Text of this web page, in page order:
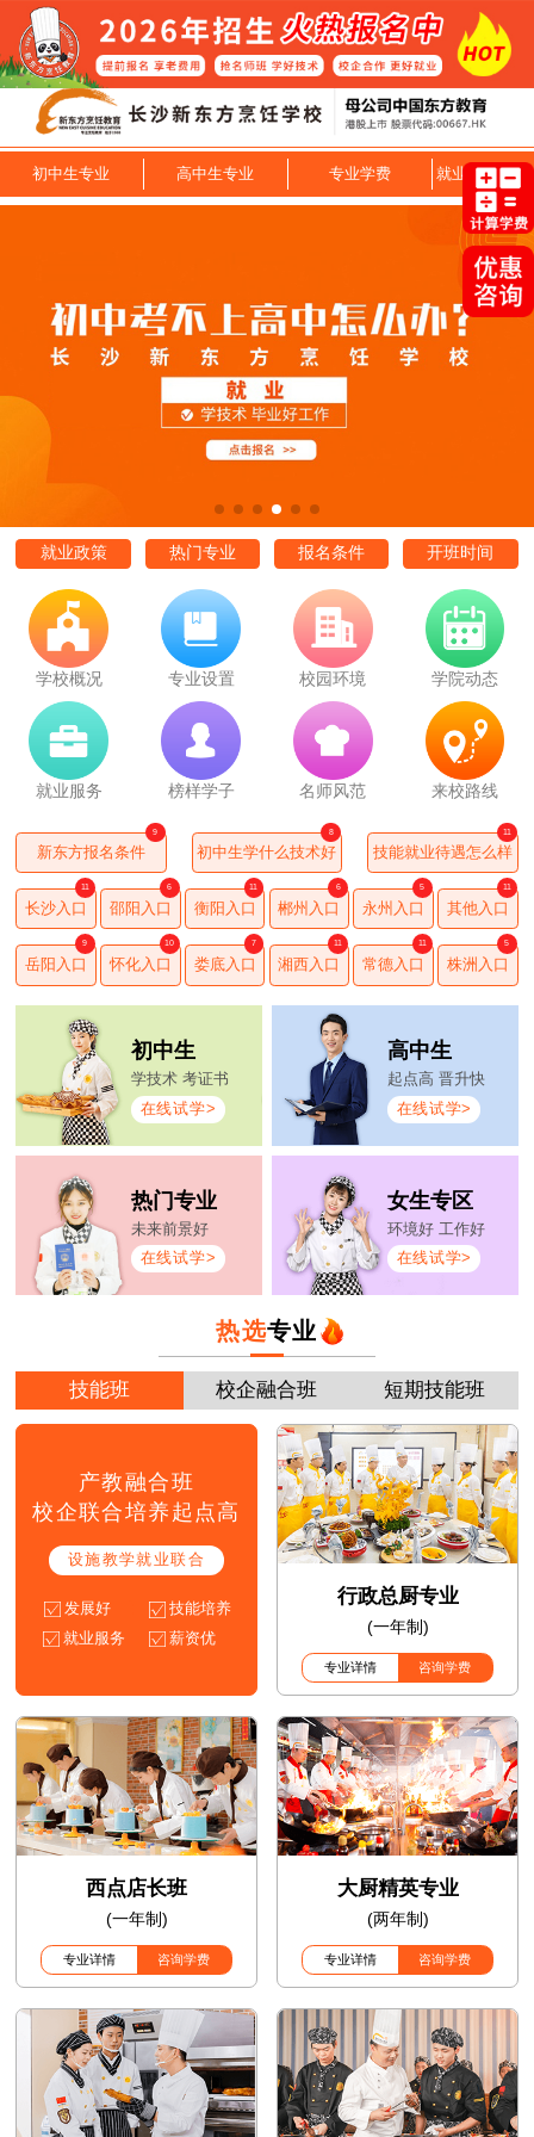
初中生专业 高中生专业 专业学费 就业技能专业
就业政策 热门专业 报名条件 开班时间
学校概况 专业设置 校园环境 学院动态
就业服务 榜样学子 名师风范 来校路线
新东方报名条件
9
初中生学什么技术好
8
技能就业待遇怎么样
11
长沙入口
11
邵阳入口
6
衡阳入口
11
郴州入口
6
永州入口
5
其他入口
11
岳阳入口
9
怀化入口
10
娄底入口
7
湘西入口
11
常德入口
11
株洲入口
5
初中生
学技术 考证书
在线试学>
高中生
起点高 晋升快
在线试学>
热门专业
未来前景好
在线试学>
女生专区
环境好 工作好
在线试学>
热选专业
技能班 校企融合班 短期技能班
产教融合班
校企联合培养起点高
设施教学就业联合
发展好
技能培养
就业服务
薪资优
行政总厨专业
(一年制)
专业详情 咨询学费
西点店长班
(一年制)
专业详情 咨询学费
大厨精英专业
(两年制)
专业详情 咨询学费